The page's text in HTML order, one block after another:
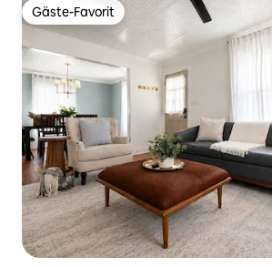
Gäste-Favorit
Gäste-Favorit